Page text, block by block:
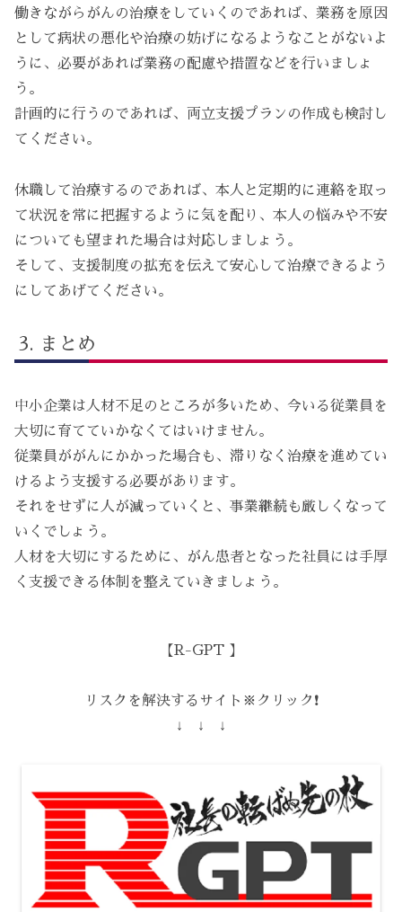
働きながらがんの治療をしていくのであれば、業務を原因
として病状の悪化や治療の妨げになるようなことがないよ
うに、必要があれば業務の配慮や措置などを行いましょ
う。
計画的に行うのであれば、両立支援プランの作成も検討し
てください。
休職して治療するのであれば、本人と定期的に連絡を取っ
て状況を常に把握するように気を配り、本人の悩みや不安
についても望まれた場合は対応しましょう。
そして、支援制度の拡充を伝えて安心して治療できるよう
にしてあげてください。
まとめ
中小企業は人材不足のところが多いため、今いる従業員を
大切に育てていかなくてはいけません。
従業員ががんにかかった場合も、滞りなく治療を進めてい
けるよう支援する必要があります。
それをせずに人が減っていくと、事業継続も厳しくなって
いくでしょう。
人材を大切にするために、がん患者となった社員には手厚
く支援できる体制を整えていきましょう。
【R-GPT 】
リスクを解決するサイト※クリック❗️
↓ ↓ ↓